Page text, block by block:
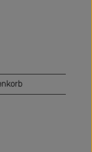
Wert